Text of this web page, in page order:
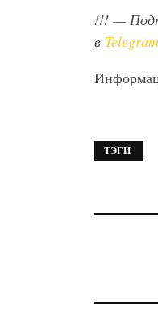
!!! —
в Telegram
ТЭГИ